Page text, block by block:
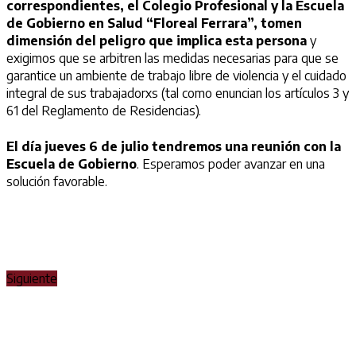
correspondientes, el Colegio Profesional y la Escuela
de Gobierno en Salud “Floreal Ferrara”, tomen
dimensión del peligro que implica esta persona y
exigimos que se arbitren las medidas necesarias para que se
garantice un ambiente de trabajo libre de violencia y el cuidado
integral de sus trabajadorxs (tal como enuncian los artículos 3 y
61 del Reglamento de Residencias).
El día jueves 6 de julio tendremos una reunión con la
Escuela de Gobierno. Esperamos poder avanzar en una
solución favorable.
Siguiente